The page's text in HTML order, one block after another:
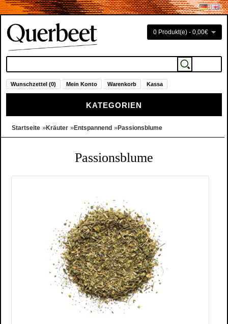
0 Produkt(e) - 0,00€
Wunschzettel (0) Mein Konto Warenkorb Kassa
KATEGORIEN
Startseite »Kräuter »Entspannend »Passionsblume
Passionsblume